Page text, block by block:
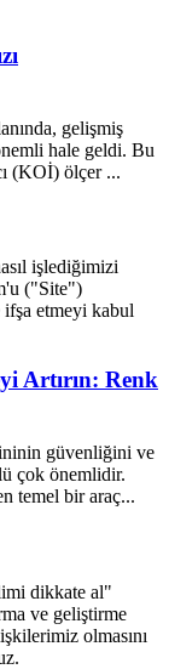
gelişmiş
hale geldi. Bu
(KOİ) ölçer ...
işlediğimizi
("Site")
etmeyi kabul
Artırın: Renk
güvenliğini ve
çok önemlidir.
temel bir araç...
dikkate al"
ve geliştirme
olmasını